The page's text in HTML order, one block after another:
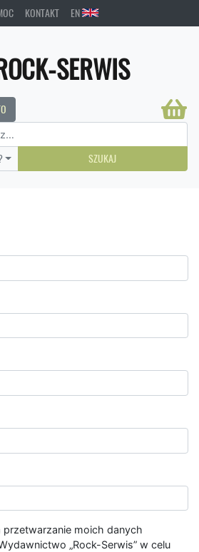
KONTAKT EN
SERWIS
SZUKAJ
moich danych
„Rock-Serwis” w celu